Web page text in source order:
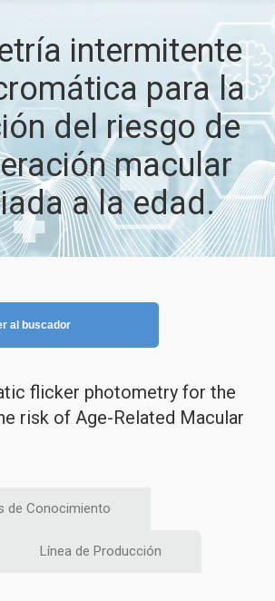
intermitente
para la
del riesgo de
macular
a la edad.
al buscador
flicker photometry for the
risk of Age-Related Macular
de Conocimiento
Línea de Producción